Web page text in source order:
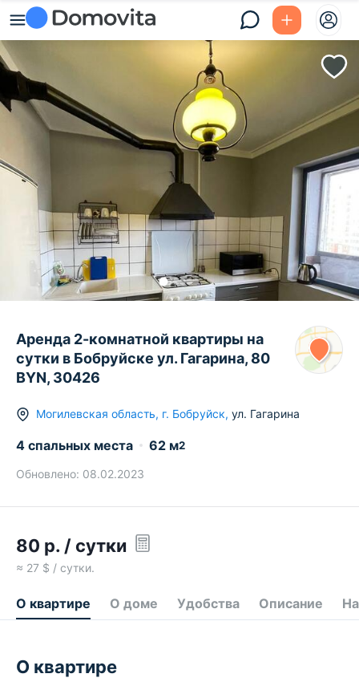
Аренда 2-комнатной квартиры на
сутки в Бобруйске ул. Гагарина, 80
BYN, 30426
Могилевская область, г. Бобруйск, ул. Гагарина
4 спальных места 62 м2
Обновлено: 08.02.2023
80 р. / сутки
≈ 27 $ / сутки.
О квартире О доме Удобства Описание
О квартире